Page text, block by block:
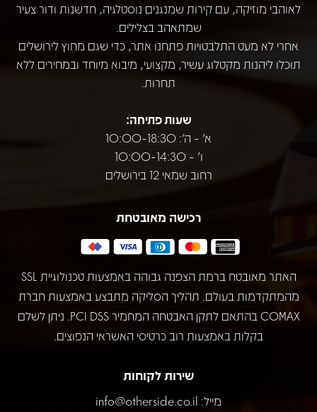
לאוהבי מוזיקה, עם קירות שמנגנים נוסטלגיה, חדשנות ודור צעיר
שמתאהב בצלילים.
אחרי לא מעט התלבטויות פתחנו אתר, כדי שגם מחוץ לירושלים
תוכלו ליהנות מקטלוג עשיר, מקצועי, מיבוא מיוחד ובמחירים ללא
תחרות.
שעות פתיחה:
א' - ה': 10:00-18:30
ו' - 10:00-14:30
רחוב שמאי 12 בירושלים
רכישה מאובטחת
האתר מאובטח ברמת הצפנה גבוהה באמצעות טכנולוגיית SSL
מהמתקדמות בעולם. תהליך הסליקה מתבצע באמצעות חברת
COMAX בהתאם לתקן האבטחה המחמיר PCI DSS. ניתן לשלם
בקלות באמצעות רוב כרטיסי האשראי הנפוצים.
שירות לקוחות
מייל: info@otherside.co.il